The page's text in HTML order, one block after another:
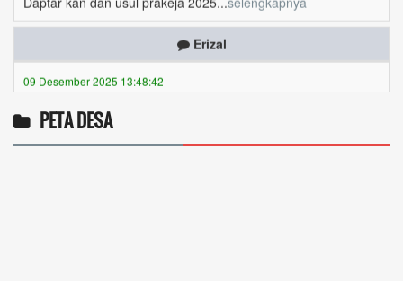
Erizal
Token listrik...selengkapnya
06 Desember 2025 18:38:17
PETA DESA